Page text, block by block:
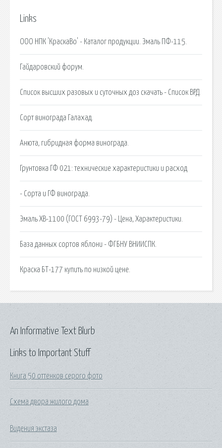
Links
ООО НПК 'КраскаВо' - Каталог продукции. Эмаль ПФ-115.
Гайдаровский форум.
Список высших разовых и суточных доз скачать - Список ВРД.
Сорт винограда Галахад.
Анюта, гибридная форма винограда.
Грунтовка ГФ 021: технические характеристики и расход
- Сорта и ГФ винограда.
Эмаль ХВ-1100 (ГОСТ 6993-79) - Цена, Характеристики.
База данных сортов яблони - ФГБНУ ВНИИСПК.
Краска БТ-177 купить по низкой цене.
Links to Important Stuff
Книга 50 оттенков серого фото
Схема двора жилого дома
Видения экстаза
An Informative Text Blurb